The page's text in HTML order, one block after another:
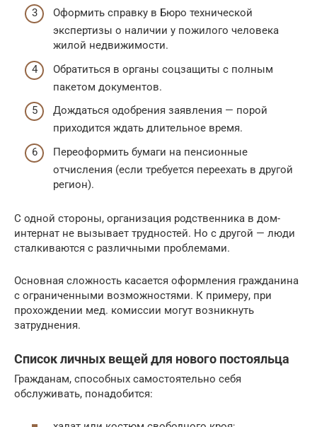
Оформить справку в Бюро технической
экспертизы о наличии у пожилого человека
жилой недвижимости.
Обратиться в органы соцзащиты с полным
пакетом документов.
Дождаться одобрения заявления — порой
приходится ждать длительное время.
Переоформить бумаги на пенсионные
отчисления (если требуется переехать в другой
регион).
С одной стороны, организация родственника в дом-
интернат не вызывает трудностей. Но с другой — люди
сталкиваются с различными проблемами.
Основная сложность касается оформления гражданина
с ограниченными возможностями. К примеру, при
прохождении мед. комиссии могут возникнуть
затруднения.
Список личных вещей для нового постояльца
Гражданам, способных самостоятельно себя
обслуживать, понадобится: